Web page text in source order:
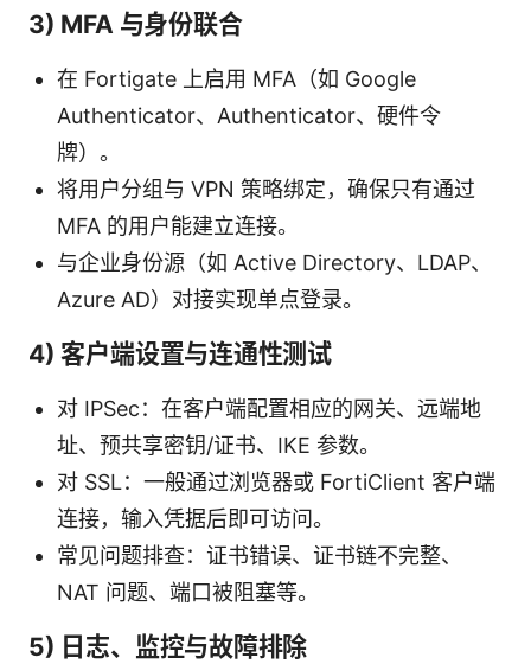
3) MFA 与身份联合
在 Fortigate 上启用 MFA（如 Google
Authenticator、Authenticator、硬件令
牌）。
将用户分组与 VPN 策略绑定，确保只有通过
MFA 的用户能建立连接。
与企业身份源（如 Active Directory、LDAP、
Azure AD）对接实现单点登录。
4) 客户端设置与连通性测试
对 IPSec：在客户端配置相应的网关、远端地
址、预共享密钥/证书、IKE 参数。
对 SSL：一般通过浏览器或 FortiClient 客户端
连接，输入凭据后即可访问。
常见问题排查：证书错误、证书链不完整、
NAT 问题、端口被阻塞等。
5) 日志、监控与故障排除